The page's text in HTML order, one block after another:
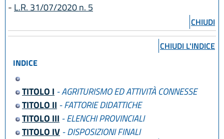
- L.R. 31/07/2020 n. 5
CHIUDI
CHIUDI L'INDICE
INDICE
TITOLO I - AGRITURISMO ED ATTIVITÀ CONNESSE
TITOLO II - FATTORIE DIDATTICHE
TITOLO III - ELENCHI PROVINCIALI
TITOLO IV- DISPOSIZIONI FINALI